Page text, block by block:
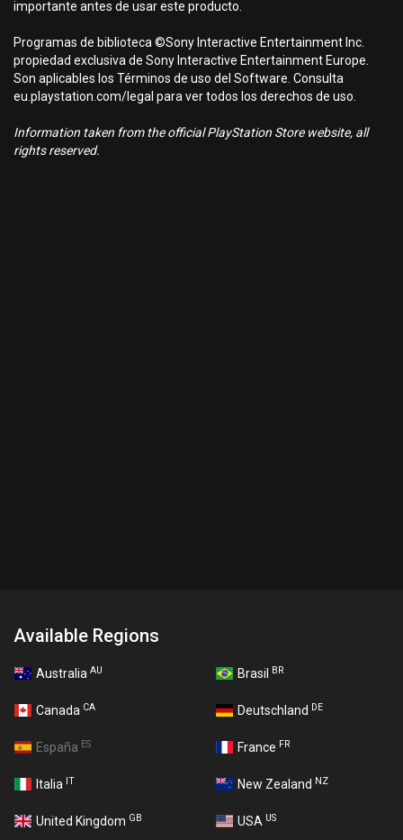
importante antes de usar este producto.
Programas de biblioteca ©Sony Interactive Entertainment Inc.
propiedad exclusiva de Sony Interactive Entertainment Europe.
Son aplicables los Términos de uso del Software. Consulta
eu.playstation.com/legal para ver todos los derechos de uso.
Information taken from the official PlayStation Store website, all
rights reserved.
Available Regions
Australia AU Brasil BR
Canada CA Deutschland DE
España ES France FR
Italia IT New Zealand NZ
United Kingdom GB USA US